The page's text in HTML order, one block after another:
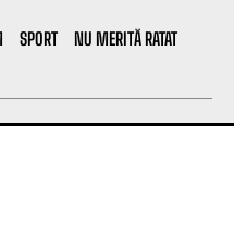
SPORT
NU MERITĂ RATAT